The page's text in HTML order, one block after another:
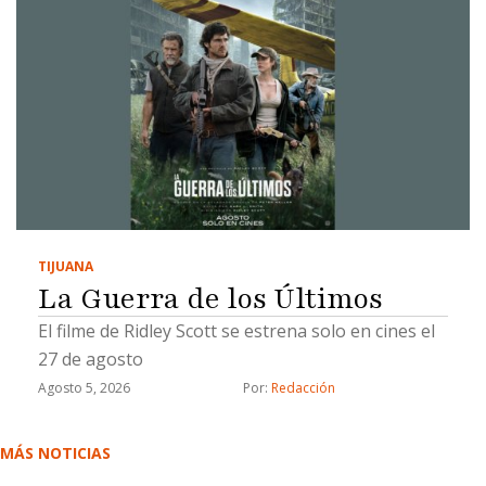
TIJUANA
La Guerra de los Últimos
El filme de Ridley Scott se estrena solo en cines el
27 de agosto
Agosto 5, 2026 Por: Redacción
MÁS NOTICIAS